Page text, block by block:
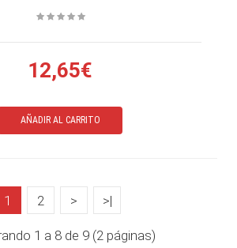
12,65€
AÑADIR AL CARRITO
1 2 > >|
1 a 8 de 9 (2 páginas)